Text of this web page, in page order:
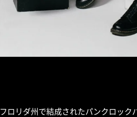
フロリダ州で結成されたパンクロッ